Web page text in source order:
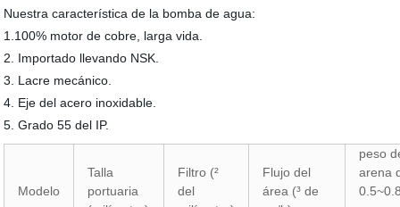
Nuestra característica de la bomba de agua:
1.100% motor de cobre, larga vida.
2. Importado llevando NSK.
3. Lacre mecánico.
4. Eje del acero inoxidable.
5. Grado 55 del IP.
Modelo
Talla
portuaria
Filtro (²
del
Flujo del
área (³ de
peso
arena